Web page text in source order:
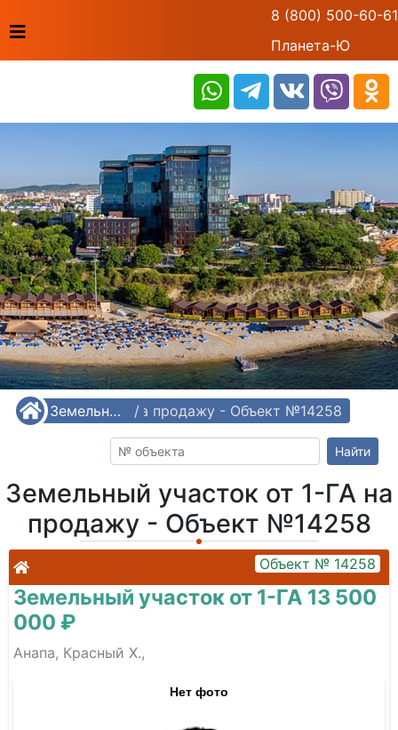
8 (800) 500-60-61
Планета-Ю
/ Земельные участки от 1-ГА /
участок от 1-ГА на продажу - Объект №14258
Найти
Земельный участок от 1-ГА на
продажу - Объект №14258
Объект № 14258
Земельный участок от 1-ГА 13 500
000 ₽
Анапа, Красный Х.,
Нет фото